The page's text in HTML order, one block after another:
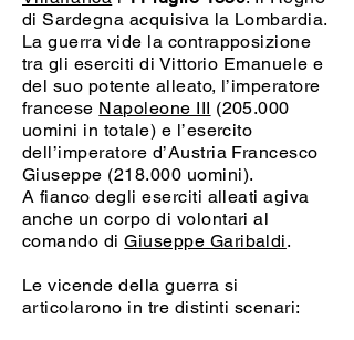
di Sardegna acquisiva la Lombardia.
La guerra vide la contrapposizione
tra gli eserciti di Vittorio Emanuele e
del suo potente alleato, l’imperatore
francese Napoleone III (205.000
uomini in totale) e l’esercito
dell’imperatore d’Austria Francesco
Giuseppe (218.000 uomini).
A fianco degli eserciti alleati agiva
anche un corpo di volontari al
comando diGiuseppe Garibaldi.
Le vicende della guerra si
articolarono in tre distinti scenari: